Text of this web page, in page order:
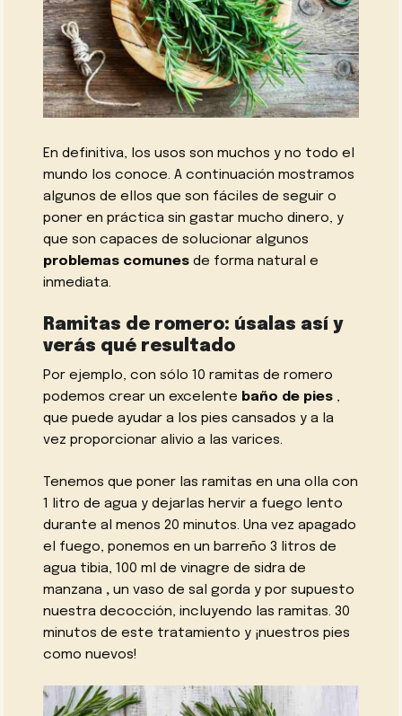
En definitiva, los usos son muchos y no todo el
mundo los conoce. A continuación mostramos
algunos de ellos que son fáciles de seguir o
poner en práctica sin gastar mucho dinero, y
que son capaces de solucionar algunos
problemas comunes de forma natural e
inmediata.
Ramitas de romero: úsalas así y
verás qué resultado
Por ejemplo, con sólo 10 ramitas de romero
podemos crear un excelente baño de pies ,
que puede ayudar a los pies cansados y a la
vez proporcionar alivio a las varices.
Tenemos que poner las ramitas en una olla con
1 litro de agua y dejarlas hervir a fuego lento
durante al menos 20 minutos. Una vez apagado
el fuego, ponemos en un barreño 3 litros de
agua tibia, 100 ml de vinagre de sidra de
manzana , un vaso de sal gorda y por supuesto
nuestra decocción, incluyendo las ramitas. 30
minutos de este tratamiento y ¡nuestros pies
como nuevos!